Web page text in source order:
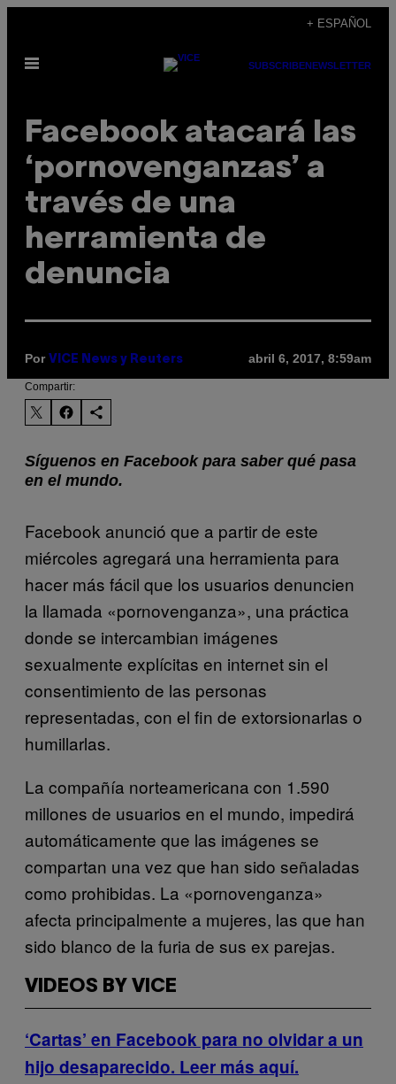
contenido
+ ESPAÑOL
Abrir
SUBSCRIBENEWSLETTER
Facebook atacará las
‘pornovenganzas’ a
través de una
herramienta de
denuncia
Por VICE News y Reuters abril 6, 2017, 8:59am
Compartir:
Síguenos en Facebook para saber qué pasa
en el mundo.
Facebook anunció que a partir de este
miércoles agregará una herramienta para
hacer más fácil que los usuarios denuncien
la llamada «pornovenganza», una práctica
donde se intercambian imágenes
sexualmente explícitas en internet sin el
consentimiento de las personas
representadas, con el fin de extorsionarlas o
humillarlas.
La compañía norteamericana con 1.590
millones de usuarios en el mundo, impedirá
automáticamente que las imágenes se
compartan una vez que han sido señaladas
como prohibidas. La «pornovenganza»
afecta principalmente a mujeres, las que han
sido blanco de la furia de sus ex parejas.
VIDEOS BY VICE
‘Cartas’ en Facebook para no olvidar a un
hijo desaparecido. Leer más aquí.